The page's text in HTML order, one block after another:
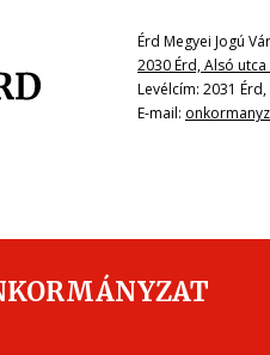
Érd Megyei Jogú
2030 Érd, Alsó utca
Levélcím: 2031 Érd,
E-mail: